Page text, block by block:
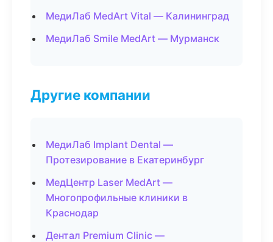
МедиЛаб MedArt Vital — Калининград
МедиЛаб Smile MedArt — Мурманск
Другие компании
МедиЛаб Implant Dental —
Протезирование в Екатеринбург
МедЦентр Laser MedArt —
Многопрофильные клиники в
Краснодар
Дентал Premium Clinic —